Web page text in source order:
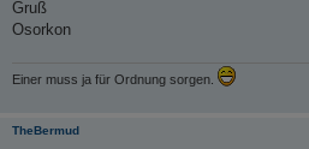
Gruß
Osorkon
Einer muss ja für Ordnung sorgen.
TheBermud